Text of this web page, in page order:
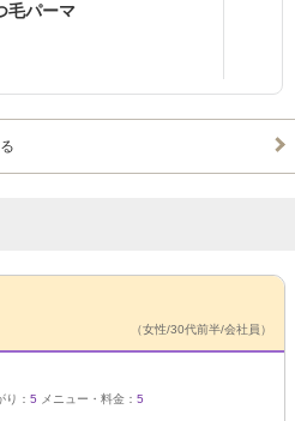
毛パーマ
（女性/30代前半/会社員）
り： 5 メニュー・料金： 5